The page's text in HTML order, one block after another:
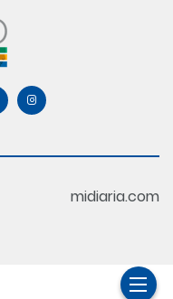
midiaria.com